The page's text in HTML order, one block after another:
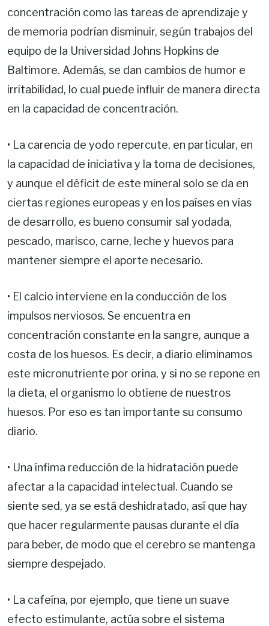
concentración como las tareas de aprendizaje y
de memoria podrían disminuir, según trabajos del
equipo de la Universidad Johns Hopkins de
Baltimore. Además, se dan cambios de humor e
irritabilidad, lo cual puede influir de manera directa
en la capacidad de concentración.
• La carencia de yodo repercute, en particular, en
la capacidad de iniciativa y la toma de decisiones,
y aunque el déficit de este mineral solo se da en
ciertas regiones europeas y en los países en vías
de desarrollo, es bueno consumir sal yodada,
pescado, marisco, carne, leche y huevos para
mantener siempre el aporte necesario.
• El calcio interviene en la conducción de los
impulsos nerviosos. Se encuentra en
concentración constante en la sangre, aunque a
costa de los huesos. Es decir, a diario eliminamos
este micronutriente por orina, y si no se repone en
la dieta, el organismo lo obtiene de nuestros
huesos. Por eso es tan importante su consumo
diario.
• Una ínfima reducción de la hidratación puede
afectar a la capacidad intelectual. Cuando se
siente sed, ya se está deshidratado, así que hay
que hacer regularmente pausas durante el día
para beber, de modo que el cerebro se mantenga
siempre despejado.
• La cafeína, por ejemplo, que tiene un suave
efecto estimulante, actúa sobre el sistema